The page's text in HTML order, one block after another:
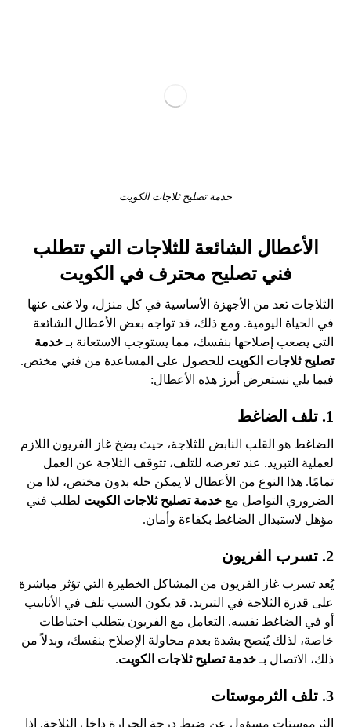
خدمة تصليح ثلاجات الكويت
الأعطال الشائعة للثلاجات التي تتطلب
فني تصليح محترف في الكويت
الثلاجات تعد من الأجهزة الأساسية في كل منزل، ولا غنى عنها
في الحياة اليومية. ومع ذلك، قد تواجه بعض الأعطال الشائعة
التي يصعب إصلاحها بنفسك، مما يستوجب الاستعانة بـخدمة
تصليح ثلاجات الكويت للحصول على المساعدة من فني مختص.
فيما يلي نستعرض أبرز هذه الأعطال:
1. تلف الضاغط
الضاغط هو القلب النابض للثلاجة، حيث يضخ غاز الفريون اللازم
لعملية التبريد. عند تعرضه للتلف، تتوقف الثلاجة عن العمل
تمامًا. هذا النوع من الأعطال لا يمكن حله بدون مختص، لذا من
الضروري التواصل معخدمة تصليح ثلاجات الكويت لطلب فني
مؤهل لاستبدال الضاغط بكفاءة وأمان.
2. تسرب الفريون
يُعد تسرب غاز الفريون من المشاكل الخطيرة التي تؤثر مباشرة
على قدرة الثلاجة في التبريد. قد يكون السبب تلف في الأنابيب
أو في الضاغط نفسه. التعامل مع الفريون يتطلب احتياطات
خاصة، لذلك يُنصح بشدة بعدم محاولة الإصلاح بنفسك، وبدلاً من
ذلك، الاتصال بـخدمة تصليح ثلاجات الكويت.
3. تلف الثرموستات
الثرموستات مسؤول عن ضبط درجة الحرارة داخل الثلاجة. إذا